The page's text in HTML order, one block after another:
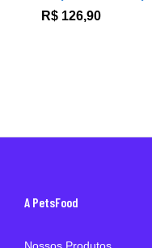
R$ 126,90
A PetsFood